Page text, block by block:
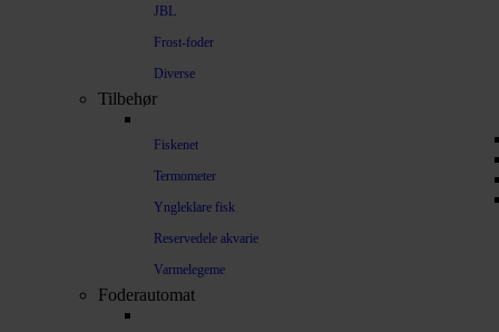
JBL
Frost-foder
Diverse
Tilbehør
Fiskenet
Termometer
Yngleklare fisk
Reservedele akvarie
Varmelegeme
Foderautomat